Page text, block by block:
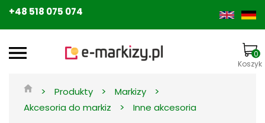
+48 518 075 074
0
Koszyk
> Produkty > Markizy >
Akcesoria do markiz > Inne akcesoria